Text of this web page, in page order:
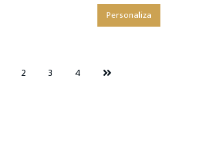
Personaliza
2 3 4